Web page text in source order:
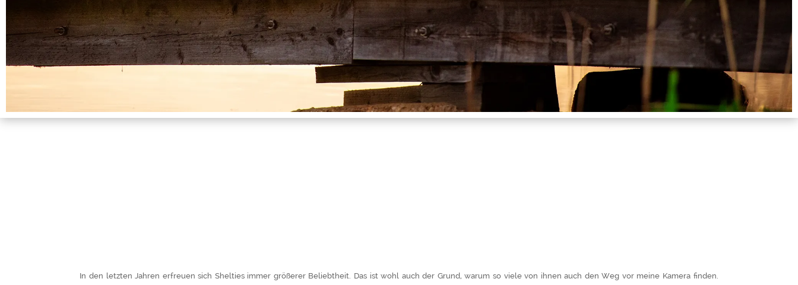
In den letzten Jahren erfreuen sich Shelties immer größerer Beliebtheit. Das ist wohl auch der Grund, warum so viele von ihnen auch den Weg vor meine Kamera finden.